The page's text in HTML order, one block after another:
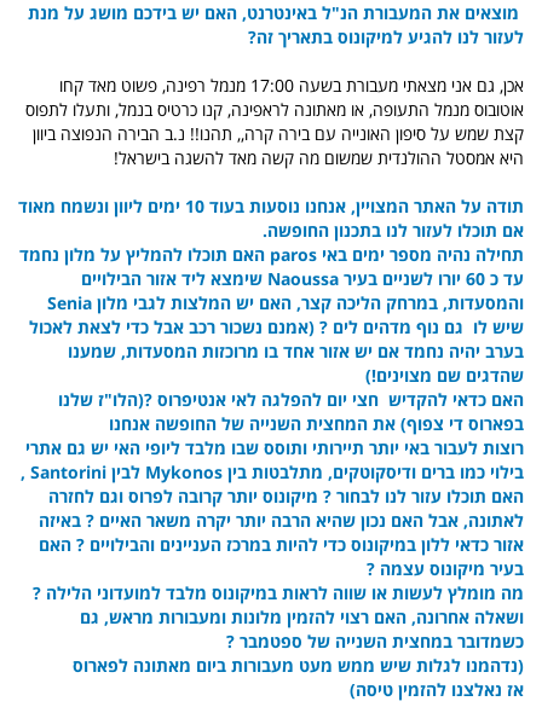
מוצאים את המעבורת הנ"ל באינטרנט, האם יש בידכם מושג על מנת
לעזור לנו להגיע למיקונוס בתאריך זה?
אכן, גם אני מצאתי מעבורת בשעה 17:00 מנמל רפינה, פשוט מאד קחו
אוטובוס מנמל התעופה, או מאתונה לראפינה, קנו כרטיס בנמל, ותעלו לתפוס
קצת שמש על סיפון האונייה עם בירה קרה,, תהנו!! נ.ב הבירה הנפוצה ביוון
היא אמסטל ההולנדית שמשום מה קשה מאד להשגה בישראל!
תודה על האתר המצויין, אנחנו נוסעות בעוד 10 ימים ליוון ונשמח מאוד
אם תוכלו לעזור לנו בתכנון החופשה.
תחילה נהיה מספר ימים באי paros האם תוכלו להמליץ על מלון נחמד
עד כ 60 יורו לשניים בעיר
Naoussa שימצא ליד אזור הבילויים
שיש לו גם נוף מדהים לים ? (אמנם נשכור רכב אבל כדי לצאת לאכול
בערב יהיה נחמד אם יש אזור אחד בו מרוכזות המסעדות, שמענו
שהדגים שם מצוינים!)
האם כדאי להקדיש חצי יום להפלגה לאי אנטיפרוס ?(הלו"ז שלנו
בפארוס די צפוף) את המחצית השנייה של החופשה אנחנו
רוצות לעבור באי יותר תיירותי ותוסס שבו מלבד ליופי האי יש גם אתרי
בילוי כמו ברים ודיסקוטקים, מתלבטות בין Mykonos לבין Santorini ,
האם תוכלו עזור לנו לבחור ? מיקונוס יותר קרובה לפרוס וגם לחזרה
לאתונה, אבל האם נכון שהיא הרבה יותר יקרה משאר האיים ? באיזה
אזור כדאי ללון במיקונוס כדי להיות במרכז העניינים והבילויים ? האם
בעיר מיקונוס עצמה ?
מה מומלץ לעשות או שווה לראות במיקונוס מלבד למועדוני הלילה ?
ושאלה אחרונה, האם רצוי להזמין מלונות ומעבורות מראש, גם
כשמדובר במחצית השנייה של ספטמבר ?
(נדהמנו לגלות שיש ממש מעט מעבורות ביום מאתונה לפארוס
אז נאלצנו להזמין טיסה)